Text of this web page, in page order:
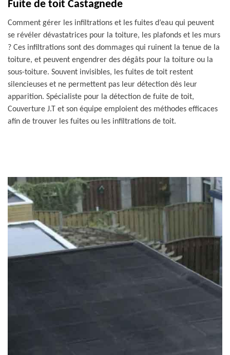
Fuite de toit Castagnede
Comment gérer les infiltrations et les fuites d’eau qui peuvent
se révéler dévastatrices pour la toiture, les plafonds et les murs
? Ces infiltrations sont des dommages qui ruinent la tenue de la
toiture, et peuvent engendrer des dégâts pour la toiture ou la
sous-toiture. Souvent invisibles, les fuites de toit restent
silencieuses et ne permettent pas leur détection dès leur
apparition. Spécialiste pour la détection de fuite de toit,
Couverture J.T et son équipe emploient des méthodes efficaces
afin de trouver les fuites ou les infiltrations de toit.